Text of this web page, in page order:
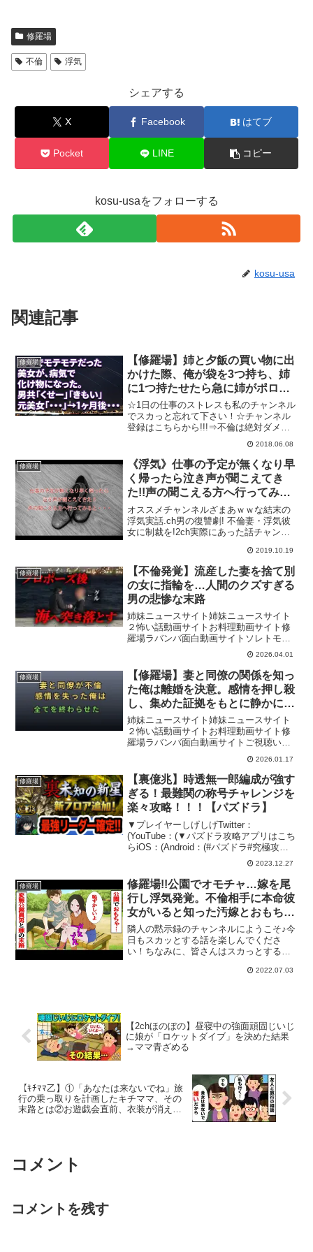
修羅場
不倫 浮気
シェアする
X Facebook はてブ
Pocket LINE コピー
kosu-usaをフォローする
kosu-usa
関連記事
修羅場
【修羅場】姉と夕飯の買い物に出
かけた際、俺が袋を3つ持ち、姉
に1つ持たせたら急に姉がポロポ
ロと泣き出した。
☆1日の仕事のストレスも私のチャンネル
でスカっと忘れて下さい！☆チャンネル
登録はこちらから!!!⇒不倫は絶対ダメで
すよ～～！不倫やDQN行為、キチ行為な
どで悲劇の再発を防ぐためにも動画の評
価で拡散の協力お願い致します。またの
ご視聴お待ちして...
2018.06.08
修羅場
《浮気》仕事の予定が無くなり早
く帰ったら泣き声が聞こえてき
た!!声の聞こえる方へ行ってみる
と・・・
オススメチャンネルざまあｗｗな結末の
浮気実話.ch男の復讐劇! 不倫妻・浮気彼
女に制裁を!2ch実際にあった話チャンネ
2019.10.19
修羅場
【不倫発覚】流産した妻を捨て別
の女に指輪を…人間のクズすぎる
男の悲惨な末路
姉妹ニュースサイト姉妹ニュースサイト
２怖い話動画サイトお料理動画サイト修
羅場ラバンバ面白動画サイトソレトモ→
ラム子のTikTok→ ラム子のInstagram→
ターボのTikTok→ ターボのInstagram→
2026.04.01
修羅場
【修羅場】妻と同僚の関係を知っ
た俺は離婚を決意。感情を押し殺
し、集めた証拠をもとに静かに動
き出した結果…
姉妹ニュースサイト姉妹ニュースサイト
２怖い話動画サイトお料理動画サイト修
羅場ラバンバ面白動画サイトご視聴いた
だき、誠にありがとうございます。本チ
ャンネルでは、夫婦関係のすれ違い、離
婚に至るまでの葛藤、心を揺さぶる人間
ドラマなどを、朗読形式で...
2026.01.17
修羅場
【裏億兆】時透無一郎編成が強す
ぎる！最難関の称号チャレンジを
楽々攻略！！！【パズドラ】
▼プレイヤーしげしげTwitter：
(YouTube：(▼パズドラ攻略アプリはこち
らiOS：(Android：(#パズドラ#究極攻略
TV#裏億兆#攻略#編成#時透無一郎#未知
2023.12.27
修羅場
修羅場!!公園でオモチャ…嫁を尾
行し浮気発覚。不倫相手に本命彼
女がいると知った汚嫁とおもちゃ
マニアの間男(公務員)の末路がww
スカッとする話
隣人の黙示録のチャンネルにようこそ♪今
日もスカッとする話を楽しんでくださ
い！ちなみに、皆さんはスカっとする話
(LINE)系など様々なスカッとする動画が
2022.07.03
【2chほのぼの】昼寝中の強面頑固じいじ
に娘が「ロケットダイブ」を決めた結果
→ママ青ざめる
【ｷﾁﾏﾏ乙】①「あなたは来ないでね」旅
行の乗っ取りを計画したキチママ、その
末路とは②お遊戯会直前、衣装が消え
コメント
コメントを残す